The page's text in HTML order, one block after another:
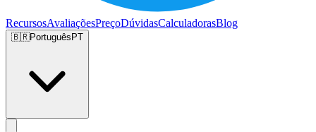
RecursosAvaliaçõesPreçoDúvidasCalculadorasBlog
🇧🇷PortuguêsPT